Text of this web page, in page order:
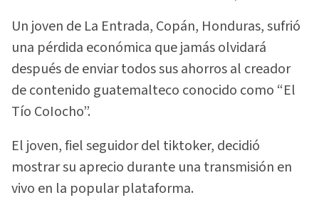
Un joven de La Entrada, Copán, Honduras, sufrió
una pérdida económica que jamás olvidará
después de enviar todos sus ahorros al creador
de contenido guatemalteco conocido como “El
Tío CoIocho”.
El joven, fiel seguidor del tiktoker, decidió
mostrar su aprecio durante una transmisión en
vivo en la popular plataforma.